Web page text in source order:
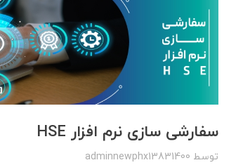
سفارشی سازی نرم افزار HSE
توسط adminnewphx13831400